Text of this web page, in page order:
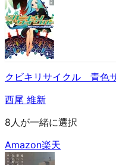
クビキリサイクル 青色
西尾 維新
8人が一緒に選択
Amazon楽天